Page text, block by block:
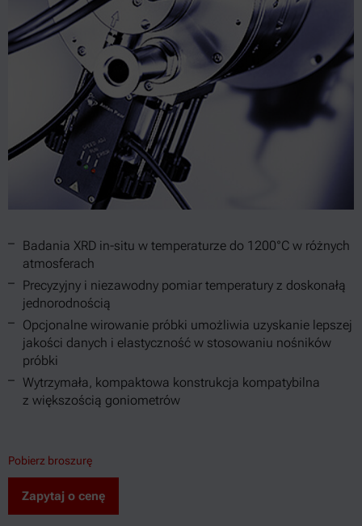
Badania XRD in-situ w temperaturze do 1200°C w różnych
atmosferach
Precyzyjny i niezawodny pomiar temperatury z doskonałą
jednorodnością
Opcjonalne wirowanie próbki umożliwia uzyskanie lepszej
jakości danych i elastyczność w stosowaniu nośników
próbki
Wytrzymała, kompaktowa konstrukcja kompatybilna
z większością goniometrów
Pobierz broszurę
Zapytaj o cenę